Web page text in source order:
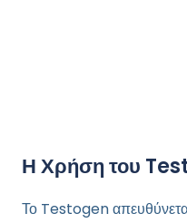
Η Χρήση του
Το Testogen